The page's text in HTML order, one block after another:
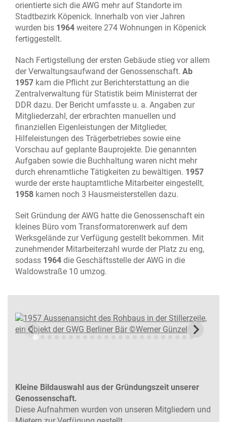
orientierte sich die AWG mehr auf Standorte im
Stadtbezirk Köpenick. Innerhalb von vier Jahren
wurden bis 1964 weitere 274 Wohnungen in Köpenick
fertiggestellt.
Nach Fertigstellung der ersten Gebäude stieg vor allem
der Verwaltungsaufwand der Genossenschaft. Ab
1957 kam die Pflicht zur Berichterstattung an die
Zentralverwaltung für Statistik beim Ministerrat der
DDR dazu. Der Bericht umfasste u. a. Angaben zur
Mitgliederzahl, der erbrachten manuellen und
finanziellen Eigenleistungen der Mitglieder,
Hilfeleistungen des Trägerbetriebes sowie eine
Vorschau auf geplante Bauprojekte. Die genannten
Aufgaben sowie die Buchhaltung waren nicht mehr
durch ehrenamtliche Tätigkeiten zu bewältigen. 1957
wurde der erste hauptamtliche Mitarbeiter eingestellt,
1958 kamen noch 3 Hausmeisterstellen dazu.
Seit Gründung der AWG hatte die Genossenschaft ein
kleines Büro vom Transformatorenwerk auf dem
Werksgelände zur Verfügung gestellt bekommen. Mit
zunehmender Mitarbeiterzahl wurde der Platz zu eng,
sodass 1964 die Geschäftsstelle der AWG in die
Waldowstraße 10 umzog.
Kleine Bildauswahl aus der Gründungszeit unserer
Genossenschaft.
Diese Aufnahmen wurden von unseren Mitgliedern und